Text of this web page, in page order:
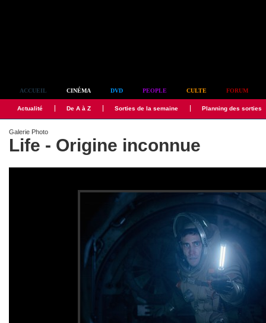
ACCUEIL CINÉMA DVD PEOPLE CULTE FORUM
Actualité De A à Z Sorties de la semaine Planning des sorties
Galerie Photo
Life - Origine inconnue